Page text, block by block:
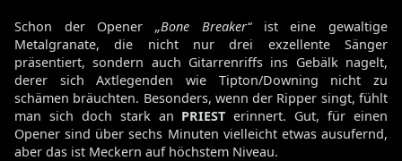
Schon der Opener„Bone Breaker“ist eine gewaltige
Metalgranate, die nicht nur drei exzellente Sänger
präsentiert, sondern auch Gitarrenriffs ins Gebälk nagelt,
derer sich Axtlegenden wie Tipton/Downing nicht zu
schämen bräuchten. Besonders, wenn der Ripper singt, fühlt
man sich doch stark an PRIEST erinnert. Gut, für einen
Opener sind über sechs Minuten vielleicht etwas ausufernd,
aber das ist Meckern auf höchstem Niveau.